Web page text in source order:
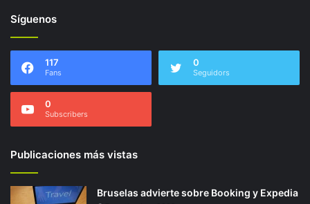
Síguenos
117
Fans
0
Seguidors
0
Subscribers
Publicaciones más vistas
Bruselas advierte sobre Booking y Expedia